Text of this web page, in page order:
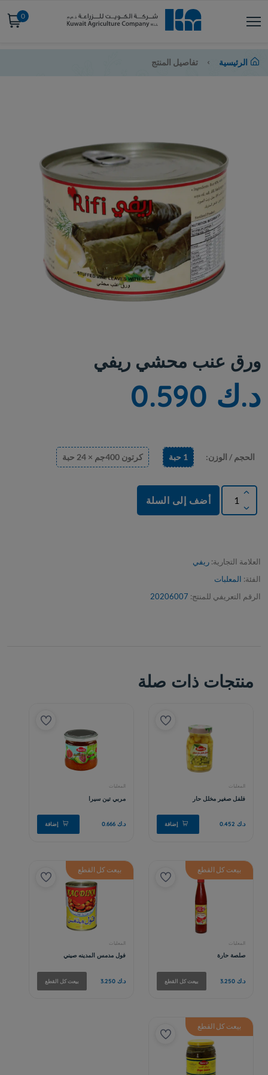
0
الرئيسية تفاصيل المنتج
ورق عنب محشي ريفي
د.ك 0.590
الحجم / الوزن: 1 حبة كرتون 400جم × 24 حبة
أضف إلى السلة
العلامة التجارية: ريفي
الفئة: المعلبات
الرقم التعريفي للمنتج: 20206007
منتجات ذات صلة
بيعت كل القطع بيعت كل القطع
بيعت كل القطع